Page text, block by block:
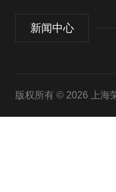
新闻中心
版权所有 © 2026 上海